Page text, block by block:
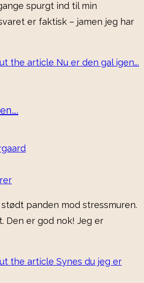
spurgt ind til min
er faktisk – jamen jeg har
panden mod stressmuren.
Den er god nok! Jeg er